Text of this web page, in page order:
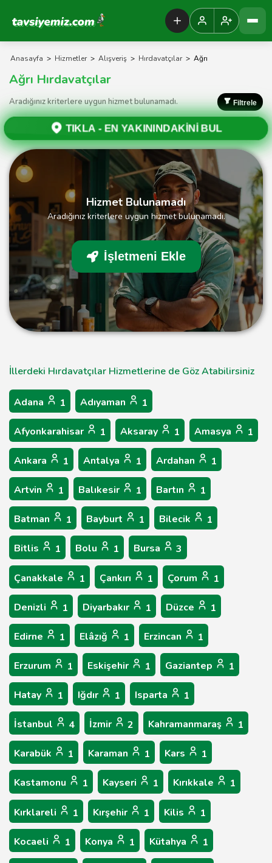
Tavsiyemiz Anasayfa
Anasayfa > Hizmetler > Alışveriş > Hırdavatçılar > Ağrı
Ağrı Hırdavatçılar
Aradığınız kriterlere uygun hizmet bulunamadı. Filtrele
TIKLA - EN YAKININDAKİNİ BUL
Hizmet Bulunamadı
Aradığınız kriterlere uygun hizmet bulunamadı.
İşletmeni Ekle
İllerdeki Hırdavatçılar Hizmetlerine de Göz Atabilirsiniz
Adana 1 Adıyaman 1
Afyonkarahisar 1 Aksaray 1 Amasya 1
Ankara 1 Antalya 1 Ardahan 1
Artvin 1 Balıkesir 1 Bartın 1
Batman 1 Bayburt 1 Bilecik 1
Bitlis 1 Bolu 1 Bursa 3
Çanakkale 1 Çankırı 1 Çorum 1
Denizli 1 Diyarbakır 1 Düzce 1
Edirne 1 Elâzığ 1 Erzincan 1
Erzurum 1 Eskişehir 1 Gaziantep 1
Hatay 1 Iğdır 1 Isparta 1
İstanbul 4 İzmir 2 Kahramanmaraş 1
Karabük 1 Karaman 1 Kars 1
Kastamonu 1 Kayseri 1 Kırıkkale 1
Kırklareli 1 Kırşehir 1 Kilis 1
Kocaeli 1 Konya 1 Kütahya 1